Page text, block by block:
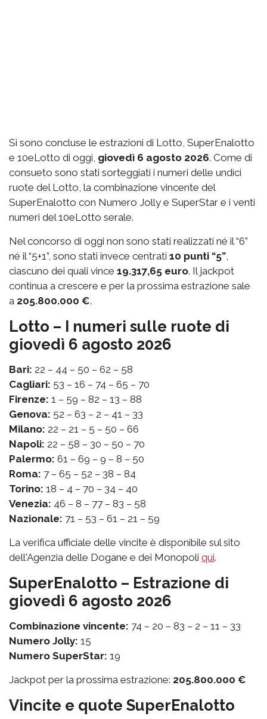
Si sono concluse le estrazioni di Lotto, SuperEnalotto
e 10eLotto di oggi, giovedì 6 agosto 2026. Come di
consueto sono stati sorteggiati i numeri delle undici
ruote del Lotto, la combinazione vincente del
SuperEnalotto con Numero Jolly e SuperStar e i venti
numeri del 10eLotto serale.
Nel concorso di oggi non sono stati realizzati né il “6”
né il “5+1”, sono stati invece centrati 10 punti “5”
ciascuno dei quali vince 19.317,65 euro. Il jackpot
continua a crescere e per la prossima estrazione sale
a 205.800.000 €.
Lotto – I numeri sulle ruote di
giovedì 6 agosto 2026
Bari: 22 – 44 – 50 – 62 – 58
Cagliari: 53 – 16 – 74 – 65 – 70
Firenze: 1 – 59 – 82 – 13 – 88
Genova: 52 – 63 – 2 – 41 – 33
Milano: 22 – 21 – 5 – 50 – 66
Napoli: 22 – 58 – 30 – 50 – 70
Palermo: 61 – 69 – 9 – 8 – 50
Roma: 7 – 65 – 52 – 38 – 84
Torino: 18 – 4 – 70 – 34 – 40
Venezia: 46 – 8 – 77 – 83 – 58
Nazionale: 71 – 53 – 61 – 21 – 59
La verifica ufficiale delle vincite è disponibile sul sito
dell'Agenzia delle Dogane e dei Monopoli qui.
SuperEnalotto – Estrazione di
giovedì 6 agosto 2026
Combinazione vincente: 74 – 20 – 83 – 2 – 11 – 33
Numero Jolly: 15
Numero SuperStar: 19
Jackpot per la prossima estrazione: 205.800.000 €
Vincite e quote SuperEnalotto